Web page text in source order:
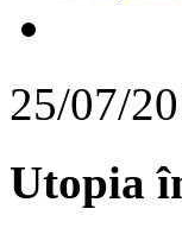
25/07/
Utopia